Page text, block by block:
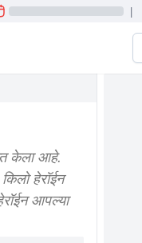
|
केला आहे.
हेरॉईन
आपल्या